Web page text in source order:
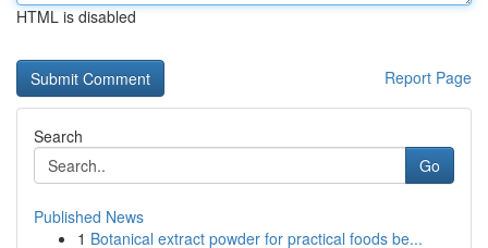
HTML is disabled
Report Page
Search
Go
Published News
1 Botanical extract powder for practical foods be...